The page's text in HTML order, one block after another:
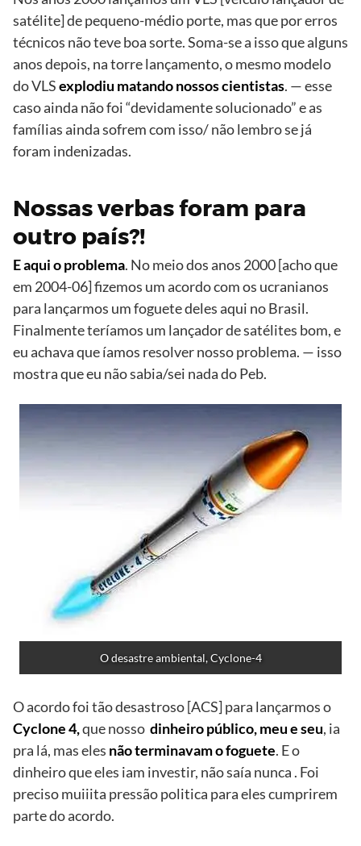
satélite] de pequeno-médio porte, mas que por erros
técnicos não teve boa sorte. Soma-se a isso que alguns
anos depois, na torre lançamento, o mesmo modelo
do VLSexplodiu matando nossos cientistas. — esse
caso ainda não foi “devidamente solucionado” e as
famílias ainda sofrem com isso/ não lembro se já
foram indenizadas.
Nossas verbas foram para
outro país?!
E aqui o problema. No meio dos anos 2000 [acho que
em 2004-06] fizemos um acordo com os ucranianos
para lançarmos um foguete deles aqui no Brasil.
Finalmente teríamos um lançador de satélites bom, e
eu achava que íamos resolver nosso problema. — isso
mostra que eu não sabia/sei nada do Peb.
O desastre ambiental, Cyclone-4
O acordo foi tão desastroso [ACS] para lançarmos o
Cyclone 4,que nosso dinheiro público, meu e seu, ia
pra lá, mas eles não terminavam o foguete. E o
dinheiro que eles iam investir, não saía nunca . Foi
preciso muiiita pressão politica para eles cumprirem
parte do acordo.